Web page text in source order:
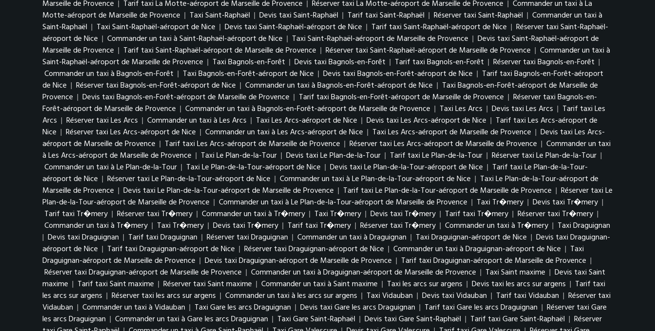
Marseille de Provence | Tarif taxi La Motte-aéroport de Marseille de Provence | Réserver taxi La Motte-aéroport de Marseille de Provence | Commander un taxi à La
Motte-aéroport de Marseille de Provence | Taxi Saint-Raphaël | Devis taxi Saint-Raphaël | Tarif taxi Saint-Raphaël | Réserver taxi Saint-Raphaël | Commander un taxi à
Saint-Raphaël | Taxi Saint-Raphaël-aéroport de Nice | Devis taxi Saint-Raphaël-aéroport de Nice | Tarif taxi Saint-Raphaël-aéroport de Nice | Réserver taxi Saint-Raphaël-
aéroport de Nice | Commander un taxi à Saint-Raphaël-aéroport de Nice | Taxi Saint-Raphaël-aéroport de Marseille de Provence | Devis taxi Saint-Raphaël-aéroport de
Marseille de Provence | Tarif taxi Saint-Raphaël-aéroport de Marseille de Provence | Réserver taxi Saint-Raphaël-aéroport de Marseille de Provence | Commander un taxi à
Saint-Raphaël-aéroport de Marseille de Provence | Taxi Bagnols-en-Forêt | Devis taxi Bagnols-en-Forêt | Tarif taxi Bagnols-en-Forêt | Réserver taxi Bagnols-en-Forêt |
Commander un taxi à Bagnols-en-Forêt | Taxi Bagnols-en-Forêt-aéroport de Nice | Devis taxi Bagnols-en-Forêt-aéroport de Nice | Tarif taxi Bagnols-en-Forêt-aéroport
de Nice | Réserver taxi Bagnols-en-Forêt-aéroport de Nice | Commander un taxi à Bagnols-en-Forêt-aéroport de Nice | Taxi Bagnols-en-Forêt-aéroport de Marseille de
Provence | Devis taxi Bagnols-en-Forêt-aéroport de Marseille de Provence | Tarif taxi Bagnols-en-Forêt-aéroport de Marseille de Provence | Réserver taxi Bagnols-en-
Forêt-aéroport de Marseille de Provence | Commander un taxi à Bagnols-en-Forêt-aéroport de Marseille de Provence | Taxi Les Arcs | Devis taxi Les Arcs | Tarif taxi Les
Arcs | Réserver taxi Les Arcs | Commander un taxi à Les Arcs | Taxi Les Arcs-aéroport de Nice | Devis taxi Les Arcs-aéroport de Nice | Tarif taxi Les Arcs-aéroport de
Nice | Réserver taxi Les Arcs-aéroport de Nice | Commander un taxi à Les Arcs-aéroport de Nice | Taxi Les Arcs-aéroport de Marseille de Provence | Devis taxi Les Arcs-
aéroport de Marseille de Provence | Tarif taxi Les Arcs-aéroport de Marseille de Provence | Réserver taxi Les Arcs-aéroport de Marseille de Provence | Commander un taxi
à Les Arcs-aéroport de Marseille de Provence | Taxi Le Plan-de-la-Tour | Devis taxi Le Plan-de-la-Tour | Tarif taxi Le Plan-de-la-Tour | Réserver taxi Le Plan-de-la-Tour |
Commander un taxi à Le Plan-de-la-Tour | Taxi Le Plan-de-la-Tour-aéroport de Nice | Devis taxi Le Plan-de-la-Tour-aéroport de Nice | Tarif taxi Le Plan-de-la-Tour-
aéroport de Nice | Réserver taxi Le Plan-de-la-Tour-aéroport de Nice | Commander un taxi à Le Plan-de-la-Tour-aéroport de Nice | Taxi Le Plan-de-la-Tour-aéroport de
Marseille de Provence | Devis taxi Le Plan-de-la-Tour-aéroport de Marseille de Provence | Tarif taxi Le Plan-de-la-Tour-aéroport de Marseille de Provence | Réserver taxi Le
Plan-de-la-Tour-aéroport de Marseille de Provence | Commander un taxi à Le Plan-de-la-Tour-aéroport de Marseille de Provence | Taxi Tr�mery | Devis taxi Tr�mery |
Tarif taxi Tr�mery | Réserver taxi Tr�mery | Commander un taxi à Tr�mery | Taxi Tr�mery | Devis taxi Tr�mery | Tarif taxi Tr�mery | Réserver taxi Tr�mery |
Commander un taxi à Tr�mery | Taxi Tr�mery | Devis taxi Tr�mery | Tarif taxi Tr�mery | Réserver taxi Tr�mery | Commander un taxi à Tr�mery | Taxi Draguignan
| Devis taxi Draguignan | Tarif taxi Draguignan | Réserver taxi Draguignan | Commander un taxi à Draguignan | Taxi Draguignan-aéroport de Nice | Devis taxi Draguignan-
aéroport de Nice | Tarif taxi Draguignan-aéroport de Nice | Réserver taxi Draguignan-aéroport de Nice | Commander un taxi à Draguignan-aéroport de Nice | Taxi
Draguignan-aéroport de Marseille de Provence | Devis taxi Draguignan-aéroport de Marseille de Provence | Tarif taxi Draguignan-aéroport de Marseille de Provence |
Réserver taxi Draguignan-aéroport de Marseille de Provence | Commander un taxi à Draguignan-aéroport de Marseille de Provence | Taxi Saint maxime | Devis taxi Saint
maxime | Tarif taxi Saint maxime | Réserver taxi Saint maxime | Commander un taxi à Saint maxime | Taxi les arcs sur argens | Devis taxi les arcs sur argens | Tarif taxi
les arcs sur argens | Réserver taxi les arcs sur argens | Commander un taxi à les arcs sur argens | Taxi Vidauban | Devis taxi Vidauban | Tarif taxi Vidauban | Réserver taxi
Vidauban | Commander un taxi à Vidauban | Taxi Gare les arcs Draguignan | Devis taxi Gare les arcs Draguignan | Tarif taxi Gare les arcs Draguignan | Réserver taxi Gare
les arcs Draguignan | Commander un taxi à Gare les arcs Draguignan | Taxi Gare Saint-Raphaël | Devis taxi Gare Saint-Raphaël | Tarif taxi Gare Saint-Raphaël | Réserver